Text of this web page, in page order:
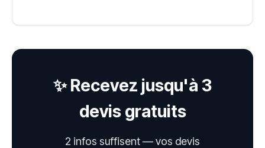
✨ Recevez jusqu'à 3
devis gratuits
2 infos suffisent — vos devis